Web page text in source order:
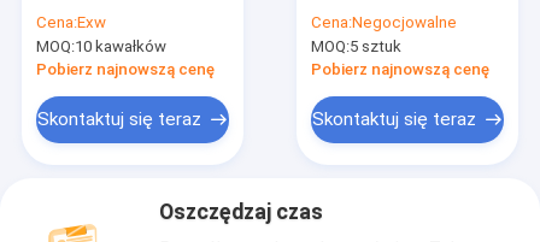
Cena:Exw
MOQ:10 kawałków
Pobierz najnowszą cenę
Skontaktuj się teraz
30*122,5*6*3 mm do
ostrzenia
wielofunkcyjnych
((BIM,HCS,HSS)
Cena:Negocjowalne
MOQ:5 sztuk
Pobierz najnowszą cenę
Skontaktuj się teraz
Oszczędzaj czas